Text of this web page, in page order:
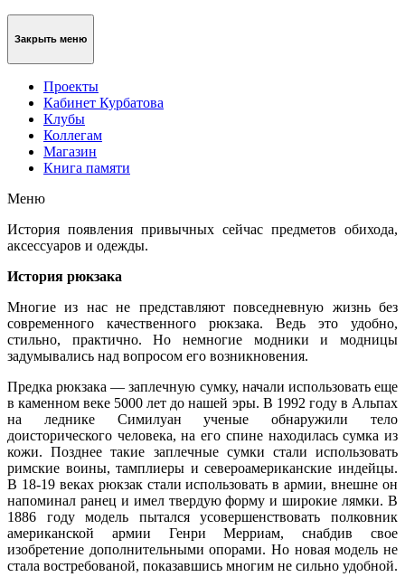
Закрыть меню
Проекты
Кабинет Курбатова
Клубы
Коллегам
Магазин
Книга памяти
Меню
История появления привычных сейчас предметов обихода,
аксессуаров и одежды.
История рюкзака
Многие из нас не представляют повседневную жизнь без
современного качественного рюкзака. Ведь это удобно,
стильно, практично. Но немногие модники и модницы
задумывались над вопросом его возникновения.
Предка рюкзака — заплечную сумку, начали использовать еще
в каменном веке 5000 лет до нашей эры. В 1992 году в Альпах
на леднике Симилуан ученые обнаружили тело
доисторического человека, на его спине находилась сумка из
кожи. Позднее такие заплечные сумки стали использовать
римские воины, тамплиеры и североамериканские индейцы.
В 18-19 веках рюкзак стали использовать в армии, внешне он
напоминал ранец и имел твердую форму и широкие лямки. В
1886 году модель пытался усовершенствовать полковник
американской армии Генри Мерриам, снабдив свое
изобретение дополнительными опорами. Но новая модель не
стала востребованой, показавшись многим не сильно удобной.